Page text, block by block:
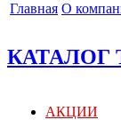
Главная О
КАТАЛОГ
АКЦИИ